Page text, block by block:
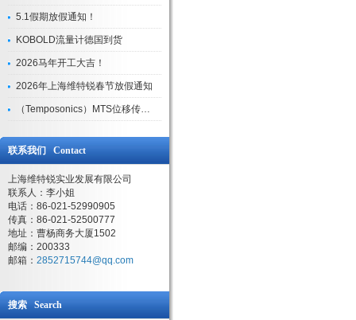
5.1假期放假通知！
KOBOLD流量计德国到货
2026马年开工大吉！
2026年上海维特锐春节放假通知
（Temposonics）MTS位移传感器现货库存型号
联系我们 Contact
上海维特锐实业发展有限公司
联系人：李小姐
电话：86-021-52990905
传真：86-021-52500777
地址：曹杨商务大厦1502
邮编：200333
邮箱： 2852715744@qq.com
搜索 Search